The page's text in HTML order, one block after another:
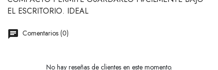
EL ESCRITORIO. IDEAL
Comentarios (0)
No hay reseñas de clientes en este momento.